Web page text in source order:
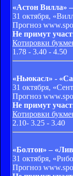
«Астон Вилла»
31 октября,
Прогноз
Не примут
Котировки
1.78 - 3.40 - 4.50
«Ньюкасл» -
31 октября,
Прогноз
Не примут
Котировки
2.10- 3.25 - 3.40
«Болтон» –
31 октября,
Прогноз